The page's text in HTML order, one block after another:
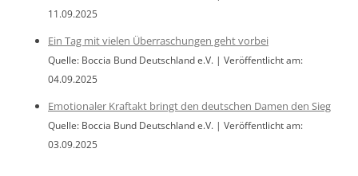
11.09.2025
Ein Tag mit vielen Überraschungen geht vorbei
Quelle: Boccia Bund Deutschland e.V.
Veröffentlicht am:
04.09.2025
Emotionaler Kraftakt bringt den deutschen Damen den Sieg
Quelle: Boccia Bund Deutschland e.V.
Veröffentlicht am:
03.09.2025